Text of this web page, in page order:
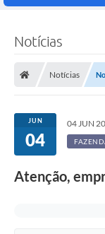
Notícias
Notícias
JUN
04
04 JUN
Atenção,